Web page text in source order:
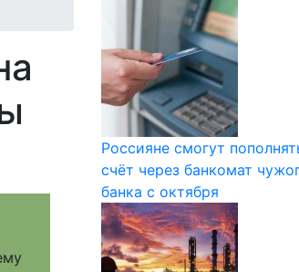
Россияне смогут
счёт через банкомат
банка с октября